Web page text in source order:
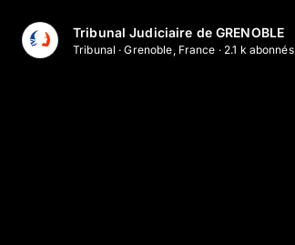
Tribunal Judiciaire de GRENOBLE
Tribunal ·Grenoble, France · 2.1 kabonnés